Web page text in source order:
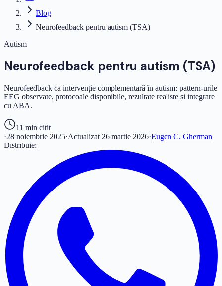
Blog
Neurofeedback pentru autism (TSA)
Autism
Neurofeedback pentru autism (TSA)
Neurofeedback ca intervenție complementară în autism: pattern-urile
EEG observate, protocoale disponibile, rezultate realiste și integrare
cu ABA.
11 min citit
·28 noiembrie 2025·Actualizat 26 martie 2026·Eugen C. Gherman
Distribuie: